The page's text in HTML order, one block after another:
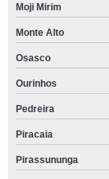
Moji Mirim
Monte Alto
Osasco
Ourinhos
Pedreira
Piracaia
Pirassununga